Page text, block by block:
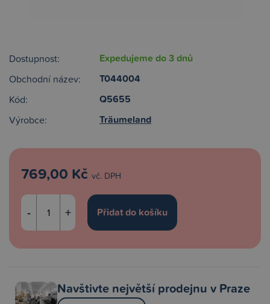
Dostupnost: Expedujeme do 3 dnů
Obchodní název: T044004
Kód: Q5655
Výrobce: Träumeland
769,00 Kč vč. DPH
- +
Navštivte největší prodejnu v Praze